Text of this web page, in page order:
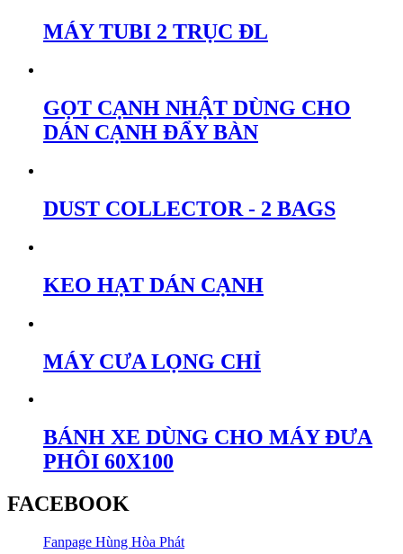
MÁY TUBI 2 TRỤC ĐL
GỌT CẠNH NHẬT DÙNG CHO
DÁN CẠNH ĐẨY BÀN
DUST COLLECTOR - 2 BAGS
KEO HẠT DÁN CẠNH
MÁY CƯA LỌNG CHỈ
BÁNH XE DÙNG CHO MÁY ĐƯA
PHÔI 60X100
FACEBOOK
Fanpage Hùng Hòa Phát